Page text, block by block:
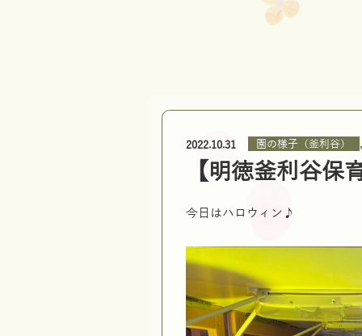
2022.10.31 園の様子（釜利谷）
【明徳釜利谷保
今日はハロウィン♪